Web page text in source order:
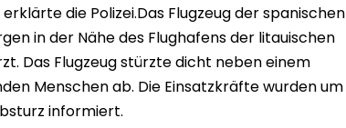
die Polizei.Das Flugzeug der spanischen
in der Nähe des Flughafens der litauischen
Das Flugzeug stürzte dicht neben einem
Menschen ab. Die Einsatzkräfte wurden um
informiert.